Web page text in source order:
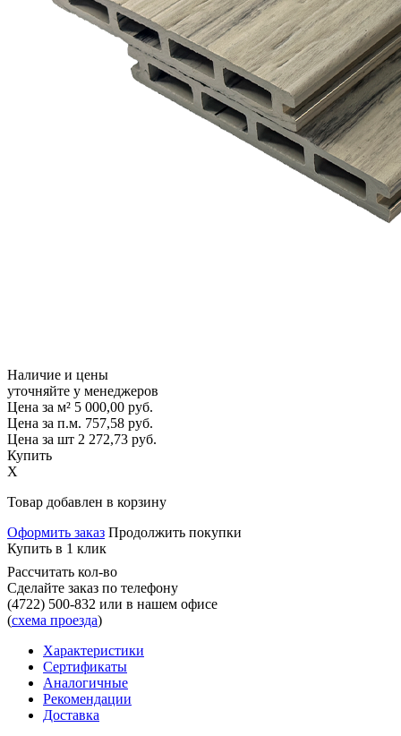
Наличие и цены
уточняйте у менеджеров
Цена за м² 5 000,00 руб.
Цена за п.м. 757,58 руб.
Цена за шт 2 272,73 руб.
Купить
X
Товар добавлен в корзину
Оформить заказ Продолжить покупки
Купить в 1 клик
Рассчитать кол-во
Сделайте заказ по телефону
(4722) 500-832 или в нашем офисе
(схема проезда)
Характеристики
Сертификаты
Аналогичные
Рекомендации
Доставка